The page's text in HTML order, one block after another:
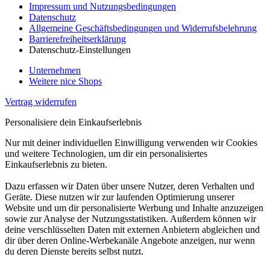
Impressum und Nutzungsbedingungen
Datenschutz
Allgemeine Geschäftsbedingungen und Widerrufsbelehrung
Barrierefreiheitserklärung
Datenschutz-Einstellungen
Unternehmen
Weitere nice Shops
Vertrag widerrufen
Personalisiere dein Einkaufserlebnis
Nur mit deiner individuellen Einwilligung verwenden wir Cookies
und weitere Technologien, um dir ein personalisiertes
Einkaufserlebnis zu bieten.
Dazu erfassen wir Daten über unsere Nutzer, deren Verhalten und
Geräte. Diese nutzen wir zur laufenden Optimierung unserer
Website und um dir personalisierte Werbung und Inhalte anzuzeigen
sowie zur Analyse der Nutzungsstatistiken. Außerdem können wir
deine verschlüsselten Daten mit externen Anbietern abgleichen und
dir über deren Online-Werbekanäle Angebote anzeigen, nur wenn
du deren Dienste bereits selbst nutzt.